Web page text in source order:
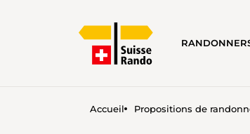
RANDONNER
Accueil Propositions de